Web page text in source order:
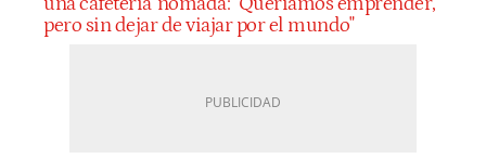
pero sin dejar de viajar por el mundo"